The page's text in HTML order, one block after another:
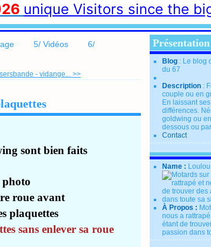
unique Visitors since the
5/ Vidéos
6/
- vidange... >>
sont bien faits
roue avant
plaquettes
sans enlever sa roue
Présentation
Blog : Le blog
du 67
Description :
couple ou en
En laissant
différences.
goldwing ou
dessous ou
Contact
Name :
À Propos :
nous a
étant de
passion dans